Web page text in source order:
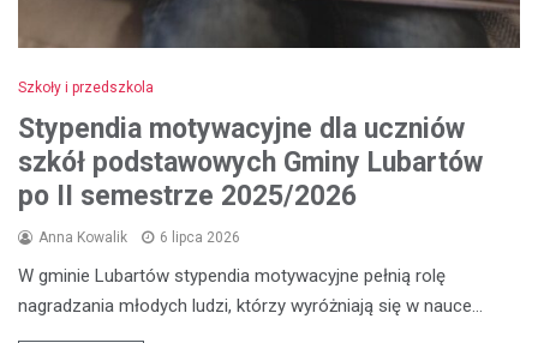
Szkoły i przedszkola
Stypendia motywacyjne dla uczniów
szkół podstawowych Gminy Lubartów
po II semestrze 2025/2026
Anna Kowalik 6 lipca 2026
W gminie Lubartów stypendia motywacyjne pełnią rolę
nagradzania młodych ludzi, którzy wyróżniają się w nauce…